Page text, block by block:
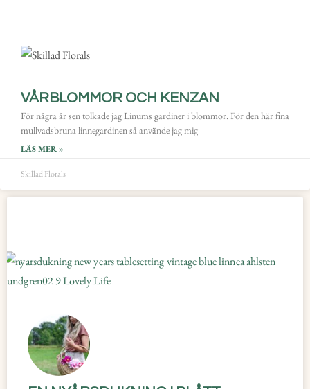
VÅRBLOMMOR OCH KENZAN
För några år sen tolkade jag Linums gardiner i blommor. För den här fina
mullvadsbruna linnegardinen så använde jag mig
LÄS MER »
Skillad Florals